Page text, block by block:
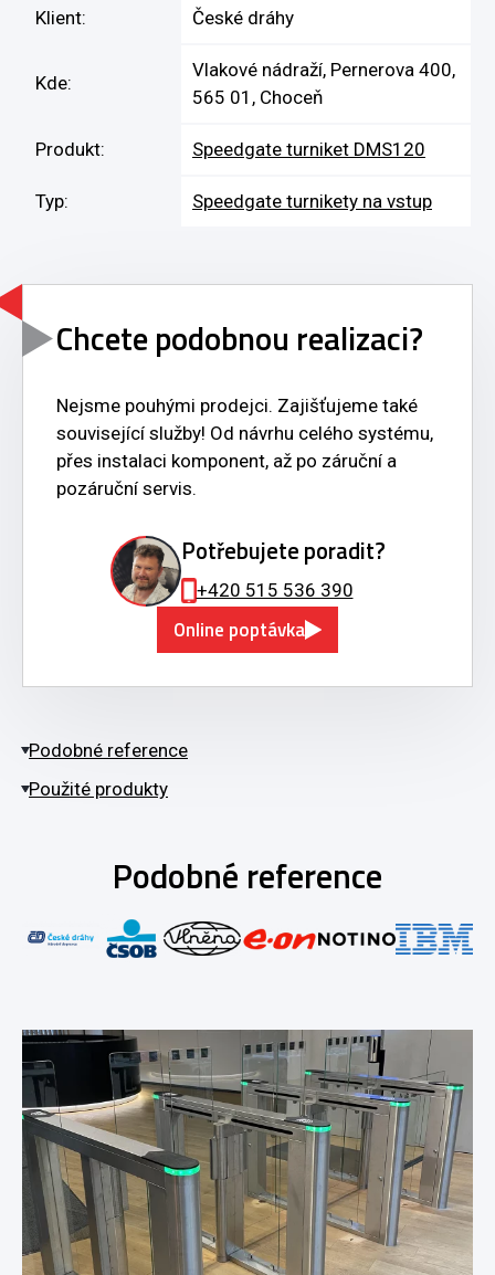
Klient: České dráhy
Kde:
Vlakové nádraží, Pernerova 400,
565 01, Choceň
Produkt: Speedgate turniket DMS120
Typ: Speedgate turnikety na vstup
Chcete podobnou realizaci?
Nejsme pouhými prodejci. Zajišťujeme také
související služby! Od návrhu celého systému,
přes instalaci komponent, až po záruční a
pozáruční servis.
Potřebujete poradit?
+420 515 536 390
Online poptávka
Podobné reference
Použité produkty
Podobné reference